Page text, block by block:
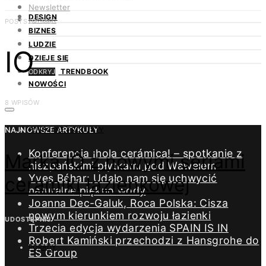
Newsletter
Kontakt
DESIGN
BIZNES
LUDZIE
DZIEJE SIĘ
ODKRYJ
TRENDBOOK
NOWOŚCI
NAJNOWSZE ARTYKUŁY
Konferencja ¡hola cerámica! – spotkanie z
hiszpańskimi płytkami pod Wawelem
Yves Béhar: Udało nam się uchwycić
naturalne piękno wody
Joanna Dec-Galuk, Roca Polska: Cisza
nowym kierunkiem rozwoju łazienki
Trzecia edycja wydarzenia SPAIN IS IN
Robert Kamiński przechodzi z Hansgrohe do
ES Group
POSTS BY TAG
IO
8 WPISÓW
POLECANE PRODUKTY
Marka IÖ z nowymi seriami
ceramiki łazienkowej
UDOSTĘPNIJ
PORADY